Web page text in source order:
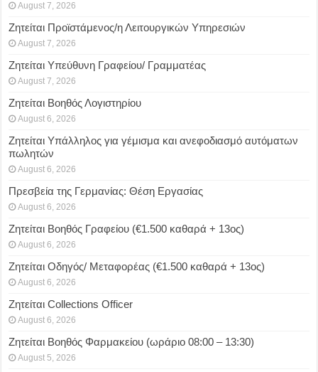
August 7, 2026
Ζητείται Προϊστάμενος/η Λειτουργικών Υπηρεσιών
August 7, 2026
Ζητείται Υπεύθυνη Γραφείου/ Γραμματέας
August 7, 2026
Ζητείται Βοηθός Λογιστηρίου
August 6, 2026
Ζητείται Υπάλληλος για γέμισμα και ανεφοδιασμό αυτόματων
πωλητών
August 6, 2026
Πρεσβεία της Γερμανίας: Θέση Εργασίας
August 6, 2026
Ζητείται Βοηθός Γραφείου (€1.500 καθαρά + 13ος)
August 6, 2026
Ζητείται Οδηγός/ Μεταφορέας (€1.500 καθαρά + 13ος)
August 6, 2026
Ζητείται Collections Officer
August 6, 2026
Ζητείται Βοηθός Φαρμακείου (ωράριο 08:00 – 13:30)
August 5, 2026